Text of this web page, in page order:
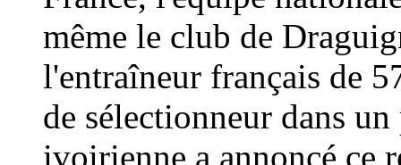
même le club de
l'entraîneur français de
de sélectionneur dans
ivoirienne a annoncé ce